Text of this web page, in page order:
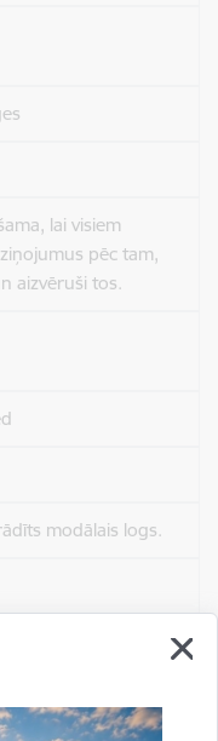
lai visiem
pēc tam,
aizvēruši tos.
modālais logs.
lai